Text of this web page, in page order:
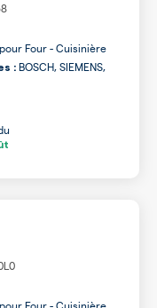
Four - Cuisinière
: BOSCH, SIEMENS,